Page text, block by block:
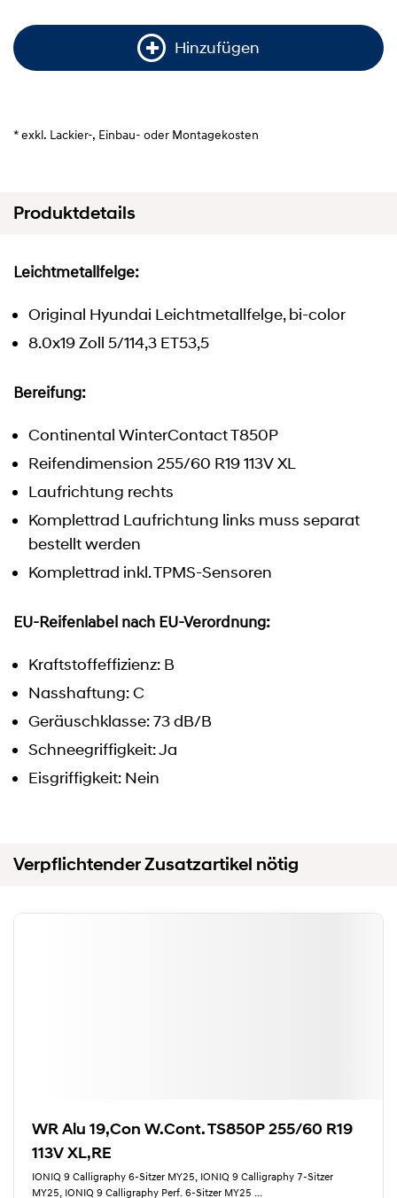
Hinzufügen
* exkl. Lackier-, Einbau- oder Montagekosten
Produktdetails
Leichtmetallfelge:
Original Hyundai Leichtmetallfelge, bi-color
8.0x19 Zoll 5/114,3 ET53,5
Bereifung:
Continental WinterContact T850P
Reifendimension 255/60 R19 113V XL
Laufrichtung rechts
Komplettrad Laufrichtung links muss separat
bestellt werden
Komplettrad inkl. TPMS-Sensoren
EU-Reifenlabel nach EU-Verordnung:
Kraftstoffeffizienz: B
Nasshaftung: C
Geräuschklasse: 73 dB/B
Schneegriffigkeit: Ja
Eisgriffigkeit: Nein
Verpflichtender Zusatzartikel nötig
WR Alu 19,Con W.Cont. TS850P 255/60 R19
113V XL,RE
IONIQ 9 Calligraphy 6-Sitzer MY25, IONIQ 9 Calligraphy 7-Sitzer
MY25, IONIQ 9 Calligraphy Perf. 6-Sitzer MY25 ...